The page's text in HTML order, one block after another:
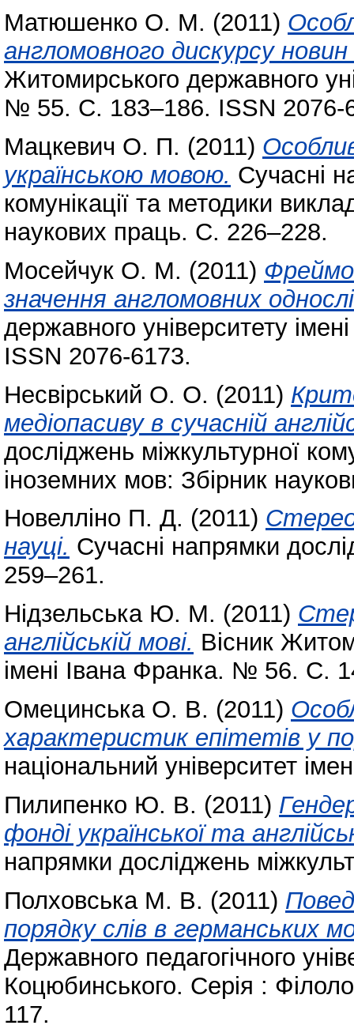
Матюшенко О. М. (2011)
англомовного дискурсу
Житомирського державного
№ 55. С. 183–186. ISSN 2076-
Мацкевич О. П. (2011)
українською мовою. Cучасні
комунікації та методики
наукових праць. С. 226–228.
Мосейчук О. М. (2011)
значення англомовних
державного університету
ISSN 2076-6173.
Несвірський О. О. (2011)
медіопасиву в сучасній
досліджень міжкультурної
іноземних мов: Збірник
Новелліно П. Д. (2011)
науці. Cучасні напрямки
259–261.
Нідзельська Ю. М. (2011)
англійській мові. Вісник
імені Івана Франка. № 56. С.
Омецинська О. В. (2011)
характеристик епітетів у
національний університет
Пилипенко Ю. В. (2011)
фонді української та
напрямки досліджень
Полховська М. В. (2011)
порядку слів в германських
Державного педагогічного
Коцюбинського. Серія :
117.